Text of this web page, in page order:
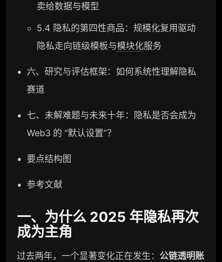
卖给数据与模型
5.4 隐私的第四性商品：规模化复用驱动
隐私走向链级模板与模块化服务
六、研究与评估框架：如何系统性理解隐私
赛道
七、未解难题与未来十年：隐私是否会成为
Web3 的 “默认设置”？
要点结构图
参考文献
一、为什么 2025 年隐私再次
成为主角
过去两年，一个显著变化正在发生： 公链透明账